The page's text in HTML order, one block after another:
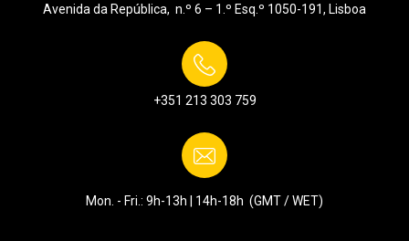
Avenida da República, n.º 6 – 1.º Esq.º 1050-191, Lisboa
+351 213 303 759
Mon. - Fri.: 9h-13h | 14h-18h (GMT / WET)